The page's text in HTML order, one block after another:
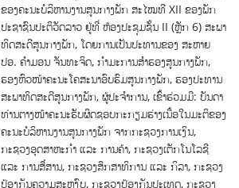
ຂອງຄະນະບໍລິຫານງານສູນກາງພັກ ສະໄໝທີ XII ຂອງພັກ
ປະຊາຊົນປະຕິວັດລາວ ຢູ່ທີ່ ຫ້ອງປະຊຸມຊັ້ນ II (ຫຼັກ 6) ສະພາ
ທິດສະດີສູນກາງພັກ, ໂດຍການເປັນປະທານຂອງ ສະຫາຍ
ປອ. ຄຳມອນ ຈັນທະຈິດ, ກຳມະການສໍາຮອງສູນກາງພັກ,
ຮອງຫົວໜ້າຄະນະໂຄສະນາອົບຮົມສູນກາງພັກ, ຮອງປະທານ
ສະພາທິດສະດີສູນກາງພັກ, ຜູ້ປະຈໍາການ, ເຂົ້າຮ່ວມມີ: ບັນດາ
ທ່ານຕາງໜ້າຄະນະຮັບຜິດຊອບກະກຽມຮ່າງເນື້ອໃນມະຕິຂອງ
ຄະນະບໍລິຫານງານສູນກາງພັກ ຈາກກະຊວງການເງິນ,
ກະຊວງອຸດສາຫະກໍາ ແລະ ການຄ້າ, ກະຊວງເຕັກໂນໂລຊີ
ແລະ ການສ່ື່ສານ, ກະຊວງສຶກສາທິການ ແລະ ກິລາ, ກະຊວງ
ປ້ອງກັນຄວາມສະຫງົບ, ກະຊວງປ້ອງກັນປະເທດ, ກະຊວງ